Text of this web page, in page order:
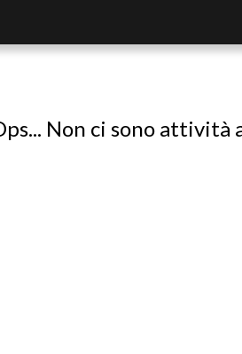
Non ci sono attività